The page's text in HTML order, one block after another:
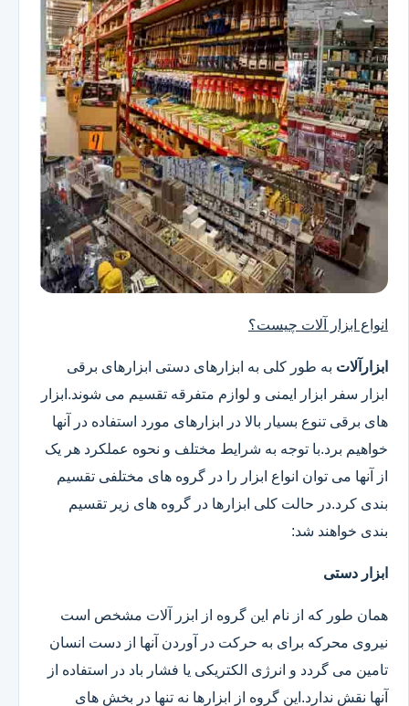
انواع ابزار آلات چیست؟
ابزارآلات به طور کلی به ابزارهای دستی ابزارهای برقی
ابزار سفر ابزار ایمنی و لوازم متفرقه تقسیم می شوند.ابزار
های برقی تنوع بسیار بالا در ابزارهای مورد استفاده در آنها
خواهیم برد.با توجه به شرایط مختلف و نحوه عملکرد هر یک
از آنها می توان انواع ابزار را در گروه های مختلفی تقسیم
بندی کرد.در حالت کلی ابزارها در گروه های زیر تقسیم
بندی خواهند شد:
ابزار دستی
همان طور که از نام این گروه از ابزر آلات مشخص است
نیروی محرکه برای به حرکت در آوردن آنها از دست انسان
تامین می گردد و انرژی الکتریکی یا فشار باد در استفاده از
آنها نقش ندارد.این گروه از ابزارها نه تنها در بخش های